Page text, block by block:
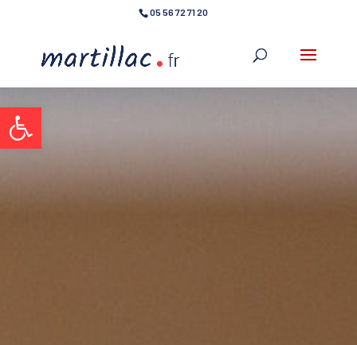
Ouvrir la barre d’outils
05 56 72 71 20